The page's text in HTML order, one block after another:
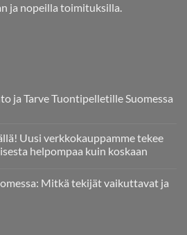
ja nopeilla toimituksilla.
ja Tarve Tuontipelletille Suomessa
Uusi verkkokauppamme tekee
helpompaa kuin koskaan
Mitkä tekijät vaikuttavat ja